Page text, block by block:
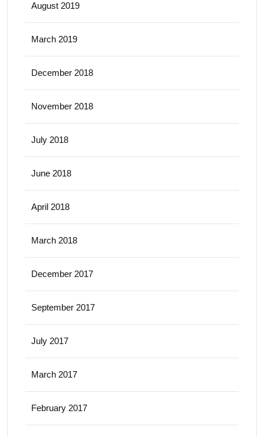
August 2019
March 2019
December 2018
November 2018
July 2018
June 2018
April 2018
March 2018
December 2017
September 2017
July 2017
March 2017
February 2017